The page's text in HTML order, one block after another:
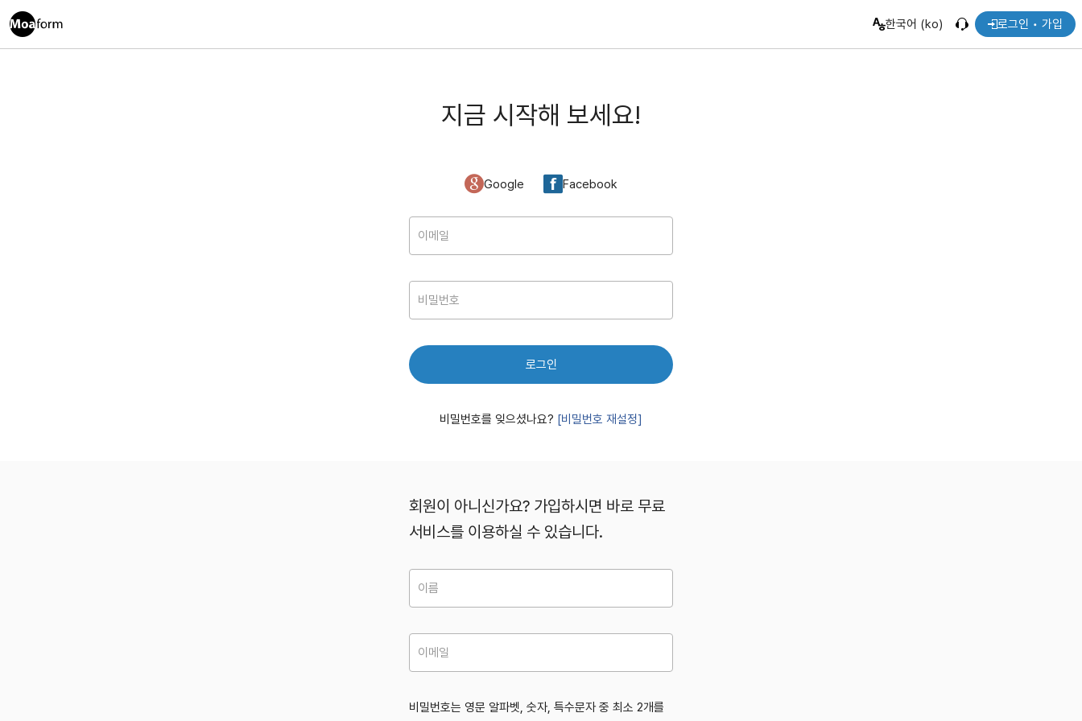
한국어 (ko) 로그인 • 가입
지금 시작해 보세요!
Google Facebook
로그인
비밀번호를 잊으셨나요? [비밀번호 재설정]
회원이 아니신가요? 가입하시면 바로 무료
서비스를 이용하실 수 있습니다.
비밀번호는 영문 알파벳, 숫자, 특수문자 중 최소 2개를